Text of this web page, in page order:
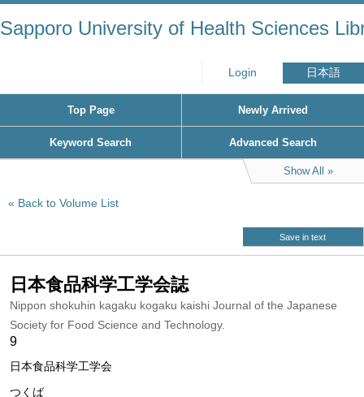
Sapporo University of Health Sciences
Login 日本語
Top Page Newly Arrived
Keyword Search Advanced Search
Show All
Back to Volume List
Save in text
日本食品科学工学会誌
Nippon shokuhin kagaku kogaku kaishi Journal of the Japanese
Society for Food Science and Technology.
9
日本食品科学工学会
つくば